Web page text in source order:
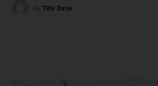
By TBN Desk